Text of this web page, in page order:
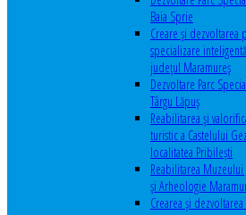
Baia Sprie
Creare și dezvoltarea
specializare
județul Maramureș
Dezvoltare Parc
Târgu Lăpuș
Reabilitarea și
turistic a Castelului
localitatea Pribilești
Reabilitarea
și Arheologie
Crearea și